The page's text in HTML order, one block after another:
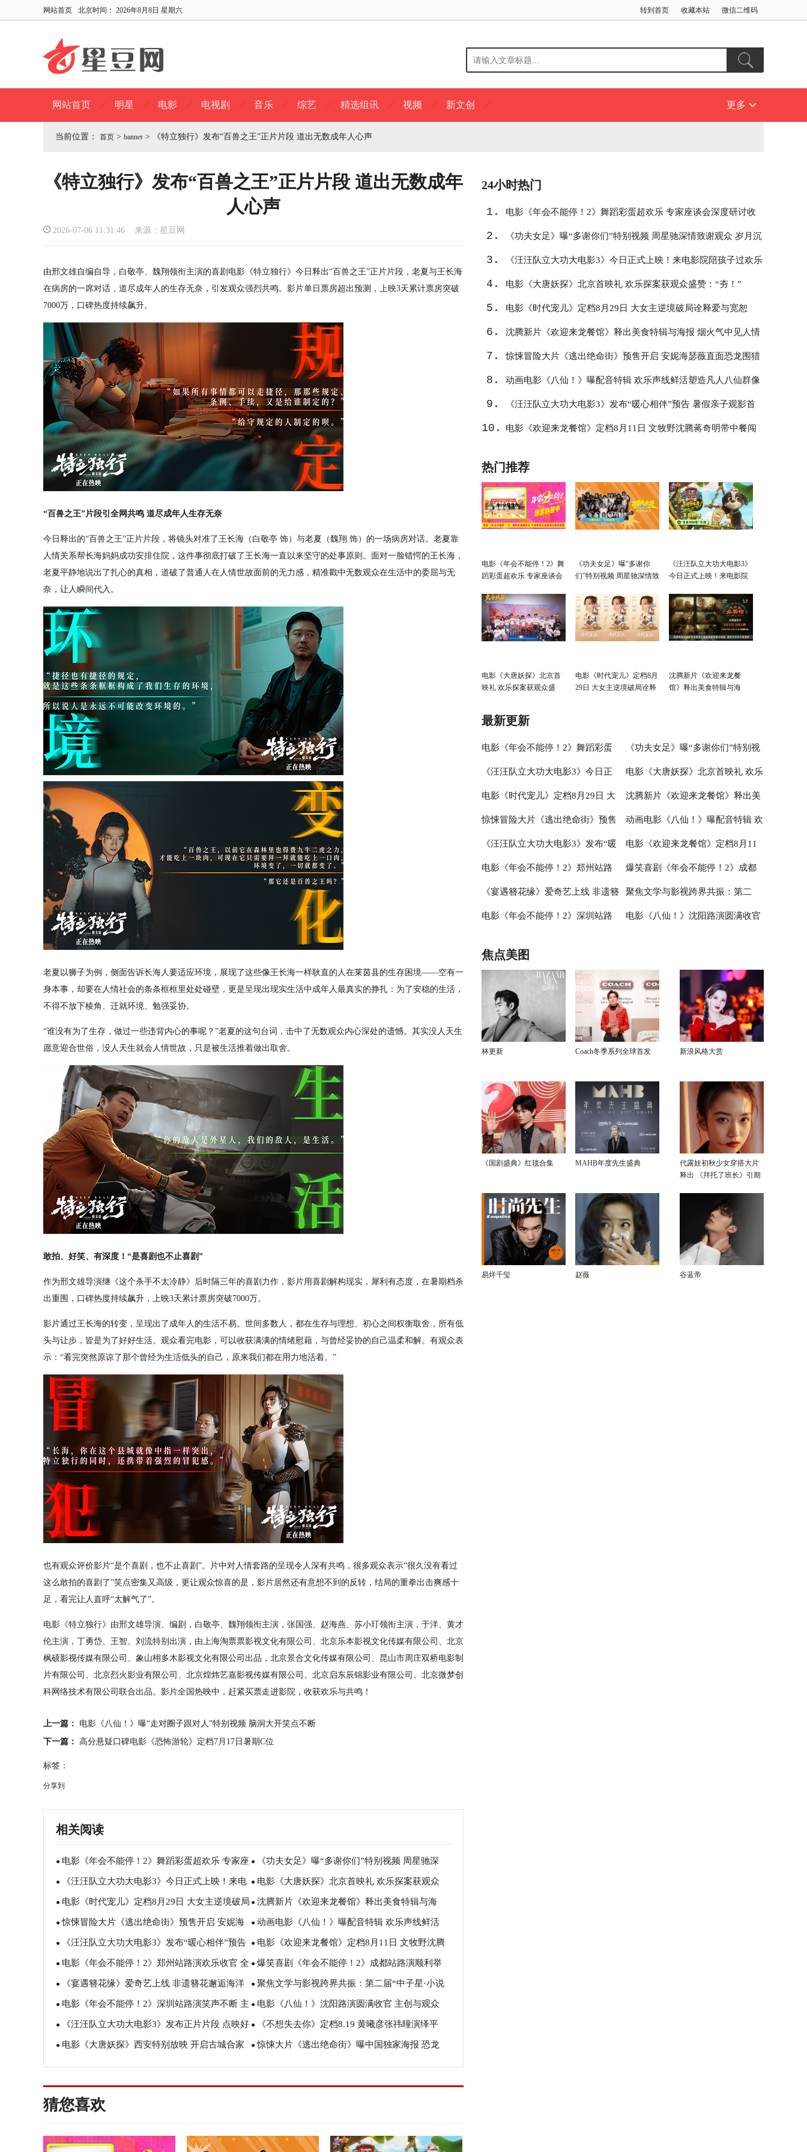
网站首页 北京时间： 2026年8月8日 星期六 转到首页 收藏本站 微信二维码
网站首页 明星 电影 电视剧 音乐 综艺 精选组讯 视频 新文创 更多
当前位置： 首页 > banner > 《特立独行》发布“百兽之王”正片片段 道出无数成年人心声
《特立独行》发布“百兽之王”正片片段 道出无数成年
人心声
2026-07-06 11:31:46 来源：星豆网
由邢文雄自编自导，白敬亭、魏翔领衔主演的喜剧电影《特立独行》今日释出“百兽之王”正片片段，老夏与王长海
在病房的一席对话，道尽成年人的生存无奈，引发观众强烈共鸣。影片单日票房超出预测，上映3天累计票房突破
7000万，口碑热度持续飙升。
“百兽之王”片段引全网共鸣 道尽成年人生存无奈
今日释出的“百兽之王”正片片段，将镜头对准了王长海（白敬亭 饰）与老夏（魏翔 饰）的一场病房对话。老夏靠
人情关系帮长海妈妈成功安排住院，这件事彻底打破了王长海一直以来坚守的处事原则。面对一脸错愕的王长海，
老夏平静地说出了扎心的真相，道破了普通人在人情世故面前的无力感，精准戳中无数观众在生活中的委屈与无
奈，让人瞬间代入。
老夏以狮子为例，侧面告诉长海人要适应环境，展现了这些像王长海一样耿直的人在莱茵县的生存困境——空有一
身本事，却要在人情社会的条条框框里处处碰壁，更是呈现出现实生活中成年人最真实的挣扎：为了安稳的生活，
不得不放下棱角、迁就环境、勉强妥协。
“谁没有为了生存，做过一些违背内心的事呢？”老夏的这句台词，击中了无数观众内心深处的遗憾。其实没人天生
愿意迎合世俗，没人天生就会人情世故，只是被生活推着做出取舍。
敢拍、好笑、有深度！“是喜剧也不止喜剧”
作为邢文雄导演继《这个杀手不太冷静》后时隔三年的喜剧力作，影片用喜剧解构现实，犀利有态度，在暑期档杀
出重围，口碑热度持续飙升，上映3天累计票房突破7000万。
影片通过王长海的转变，呈现出了成年人的生活不易。世间多数人，都在生存与理想、初心之间权衡取舍，所有低
头与让步，皆是为了好好生活。观众看完电影，可以收获满满的情绪慰藉，与曾经妥协的自己温柔和解。有观众表
示：“看完突然原谅了那个曾经为生活低头的自己，原来我们都在用力地活着。”
也有观众评价影片“是个喜剧，也不止喜剧”。片中对人情套路的呈现令人深有共鸣，很多观众表示“很久没有看过
这么敢拍的喜剧了”笑点密集又高级，更让观众惊喜的是，影片居然还有意想不到的反转，结局的重拳出击爽感十
足，看完让人直呼“太解气了”。
电影《特立独行》由邢文雄导演、编剧，白敬亭、魏翔领衔主演，张国强、赵海燕、苏小玎领衔主演，于洋、黄才
伦主演，丁勇岱、王智、刘流特别出演，由上海淘票票影视文化有限公司、北京乐本影视文化传媒有限公司、北京
枫硕影视传媒有限公司、象山栩多木影视文化有限公司出品，北京景合文化传媒有限公司、昆山市周庄双桥电影制
片有限公司、北京烈火影业有限公司、北京煌炜艺嘉影视传媒有限公司、北京启东辰锦影业有限公司、北京微梦创
科网络技术有限公司联合出品。影片全国热映中，赶紧买票走进影院，收获欢乐与共鸣！
上一篇：
电影《八仙！》曝“走对圈子跟对人”特别视频 脑洞大开笑点不断
下一篇： 高分悬疑口碑电影《恐怖游轮》定档7月17日暑期C位
标签：
分享到
相关阅读
● 电影《年会不能停！2》舞蹈彩蛋超欢乐 专家座
谈会深度研讨收获满满
● 《功夫女足》曝“多谢你们”特别视频 周星驰深
情致谢观众 岁月沉淀不灭初心
● 《汪汪队立大功大电影3》今日正式上映！来电
影院陪孩子过欢乐暑假
● 电影《大唐妖探》北京首映礼 欢乐探案获观众
盛赞：“夯！”
● 电影《时代宠儿》定档8月29日 大女主逆境破局
诠释爱与宽恕
● 沈腾新片《欢迎来龙餐馆》释出美食特辑与海
报 烟火气中见人情温暖
●惊悚冒险大片《逃出绝命街》预售开启 安妮海
瑟薇直面恐龙围猎
● 动画电影《八仙！》曝配音特辑 欢乐声线鲜活
塑造凡人八仙群像
● 《汪汪队立大功大电影3》发布“暖心相伴”预告
暑假亲子观影首选
● 电影《欢迎来龙餐馆》定档8月11日 文牧野沈腾
蒋奇明带中餐闯中东
● 电影《年会不能停！2》郑州站路演欢乐收官 全
场爆笑不停共鸣不止
● 爆笑喜剧《年会不能停！2》成都站路演顺利举
行 张若昀白客爆笑整活走心输出
● 《宴遇簪花缘》爱奇艺上线 非遗簪花邂逅海洋
美食
● 聚焦文学与影视跨界共振：第二届“中子星·小说
月报影视改编价值潜力榜”在盐城揭晓
● 电影《年会不能停！2》深圳站路演笑声不断 主
创解读分享更多幕后创作
● 电影《八仙！》沈阳路演圆满收官 主创与观众
互赠“东北特色”惊喜
● 《汪汪队立大功大电影3》发布正片片段 点映好
评如潮线下人气爆棚
● 《不想失去你》定档8.19 黄曦彦张祎曈演绎平
凡生活里的光亮
● 电影《大唐妖探》西安特别放映 开启古城合家
欢奇幻冒险！
●惊悚大片《逃出绝命街》曝中国独家海报 恐龙
步步紧逼压迫感拉满
猜您喜欢
24小时热门
1. 电影《年会不能停！2》舞蹈彩蛋超欢乐 专家座谈会深度研讨收
获满满
2. 《功夫女足》曝“多谢你们”特别视频 周星驰深情致谢观众 岁月沉
淀不灭初心
3. 《汪汪队立大功大电影3》今日正式上映！来电影院陪孩子过欢乐
暑假
4. 电影《大唐妖探》北京首映礼 欢乐探案获观众盛赞：“夯！”
5. 电影《时代宠儿》定档8月29日 大女主逆境破局诠释爱与宽恕
6. 沈腾新片《欢迎来龙餐馆》释出美食特辑与海报 烟火气中见人情
温暖
7. 惊悚冒险大片《逃出绝命街》预售开启 安妮海瑟薇直面恐龙围猎
8. 动画电影《八仙！》曝配音特辑 欢乐声线鲜活塑造凡人八仙群像
9. 《汪汪队立大功大电影3》发布“暖心相伴”预告 暑假亲子观影首
选
10. 电影《欢迎来龙餐馆》定档8月11日 文牧野沈腾蒋奇明带中餐闯
热门推荐
电影《年会不能停！2》舞
蹈彩蛋超欢乐 专家座谈会
《功夫女足》曝“多谢你
们”特别视频 周星驰深情致
《汪汪队立大功大电影3》
今日正式上映！来电影院
电影《大唐妖探》北京首
映礼 欢乐探案获观众盛
电影《时代宠儿》定档8月
29日 大女主逆境破局诠释
沈腾新片《欢迎来龙餐
馆》释出美食特辑与海
最新更新
电影《年会不能停！2》舞蹈彩蛋
超欢乐 专家座谈会深度研讨收获满
满
《功夫女足》曝“多谢你们”特别视
频 周星驰深情致谢观众 岁月沉淀
不灭初心
《汪汪队立大功大电影3》今日正
式上映！来电影院陪孩子过欢乐暑
假
电影《大唐妖探》北京首映礼 欢乐
探案获观众盛赞：“夯！”
电影《时代宠儿》定档8月29日 大
女主逆境破局诠释爱与宽恕
沈腾新片《欢迎来龙餐馆》释出美
食特辑与海报 烟火气中见人情温暖
惊悚冒险大片《逃出绝命街》预售
开启 安妮海瑟薇直面恐龙围猎
动画电影《八仙！》曝配音特辑 欢
乐声线鲜活塑造凡人八仙群像
《汪汪队立大功大电影3》发布“暖
心相伴”预告 暑假亲子观影首选
电影《欢迎来龙餐馆》定档8月11
日 文牧野沈腾蒋奇明带中餐闯中东
电影《年会不能停！2》郑州站路
演欢乐收官 全场爆笑不停共鸣不止
爆笑喜剧《年会不能停！2》成都
站路演顺利举行 张若昀白客爆笑整
活走心输出
《宴遇簪花缘》爱奇艺上线 非遗簪
花邂逅海洋美食
聚焦文学与影视跨界共振：第二
届“中子星·小说月报影视改编价值
电影《年会不能停！2》深圳站路 电影《八仙！》沈阳路演圆满收官
焦点美图
林更新 Coach冬季系列全球首发 新浪风格大赏
《国剧盛典》红毯合集 MAHB年度先生盛典
代露娃初秋少女穿搭大片
释出 《拜托了班长》引期
易烊千玺 赵薇 谷蓝帝